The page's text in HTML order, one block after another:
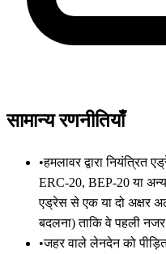
सामान्य रणनीतियाँ
•हमलावर द्वारा नियंत्रित
ERC-20, BEP-20 या
एड्रेस से एक या दो अक्षर
बदलना) ताकि वे पहली
•जहर वाले लेनदेन को